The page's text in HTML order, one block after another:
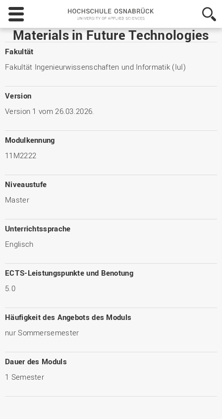
Hochschule
Osnabrück
-
University
Sciences
Materials in Future Technologies
Fakultät
Fakultät Ingenieurwissenschaften und Informatik (IuI)
Version
Version 1 vom 26.03.2026.
Modulkennung
11M2222
Niveaustufe
Master
Unterrichtssprache
Englisch
ECTS-Leistungspunkte und Benotung
5.0
Häufigkeit des Angebots des Moduls
nur Sommersemester
Dauer des Moduls
1 Semester